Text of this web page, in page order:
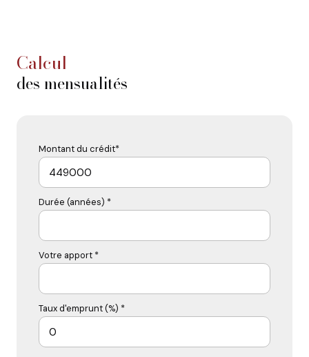
calcul
des mensualités
Montant du crédit*
Durée (années) *
Votre apport *
Taux d'emprunt (%) *